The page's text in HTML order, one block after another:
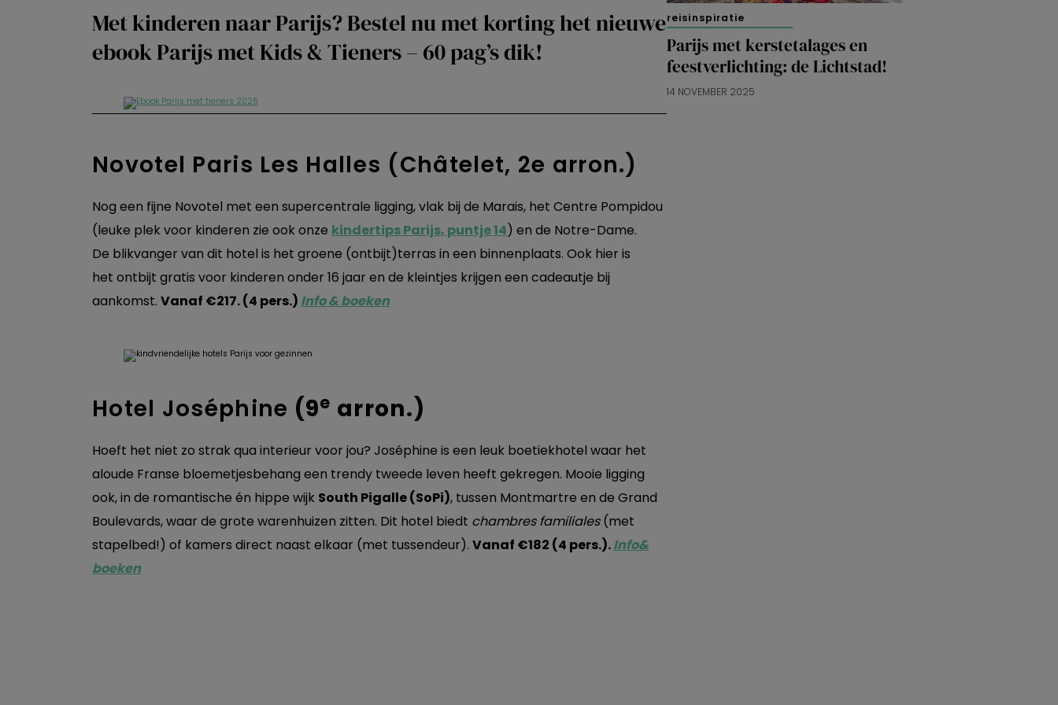
Met kinderen naar Parijs? Bestel nu met korting het nieuwe
ebook Parijs met Kids & Tieners – 60 pag’s dik!
Novotel Paris Les Halles (Châtelet, 2e arron.)
Nog een fijne Novotel met een supercentrale ligging, vlak bij de Marais, het Centre Pompidou
(leuke plek voor kinderen zie ook onze kindertips Parijs, puntje 14) en de Notre-Dame.
De blikvanger van dit hotel is het groene (ontbijt)terras in een binnenplaats. Ook hier is
het ontbijt gratis voor kinderen onder 16 jaar en de kleintjes krijgen een cadeautje bij
aankomst. Vanaf €217. (4 pers.) Info & boeken
Hotel Joséphine (9e arron.)
Hoeft het niet zo strak qua interieur voor jou? Joséphine is een leuk boetiekhotel waar het
aloude Franse bloemetjesbehang een trendy tweede leven heeft gekregen. Mooie ligging
ook, in de romantische én hippe wijk South Pigalle (SoPi), tussen Montmartre en de Grand
Boulevards, waar de grote warenhuizen zitten. Dit hotel biedt chambres familiales(met
stapelbed!) of kamers direct naast elkaar (met tussendeur). Vanaf €182 (4 pers.).Info&
boeken
reisinspiratie
Parijs met kerstetalages en
feestverlichting: de Lichtstad!
14 NOVEMBER 2025